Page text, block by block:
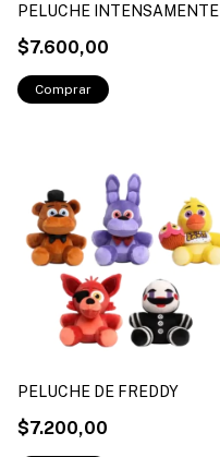
PELUCHE INTENSAMENTE
$7.600,00
PELUCHE DE FREDDY
$7.200,00